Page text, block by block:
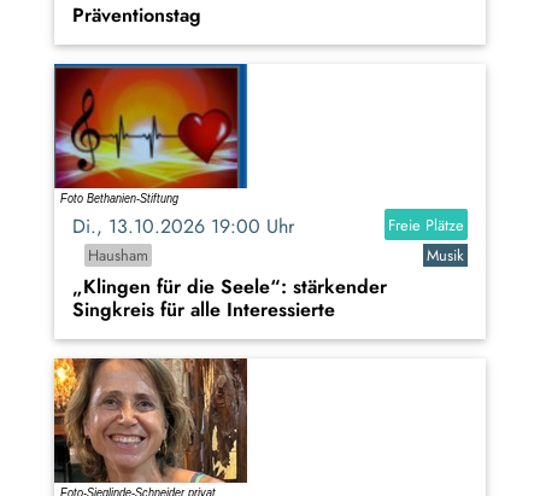
Präventionstag
Di., 13.10.2026 19:00 Uhr
Freie Plätze
Hausham
Musik
„Klingen für die Seele“: stärkender
Singkreis für alle Interessierte